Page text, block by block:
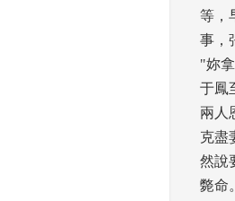
等，
事，
"妳
于鳳
兩人
克盡
然說
斃命